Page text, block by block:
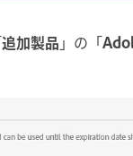
追加製品 」の「